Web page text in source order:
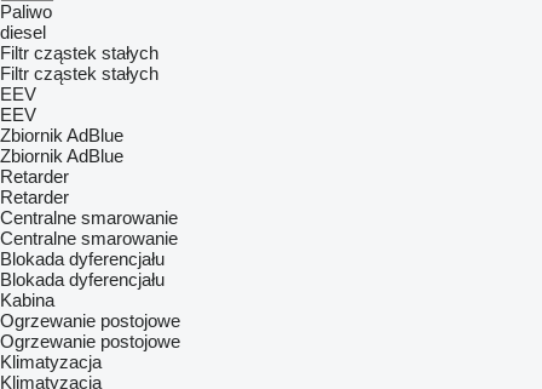
Paliwo
diesel
Filtr cząstek stałych
Filtr cząstek stałych
EEV
EEV
Zbiornik AdBlue
Zbiornik AdBlue
Retarder
Retarder
Centralne smarowanie
Centralne smarowanie
Blokada dyferencjału
Blokada dyferencjału
Kabina
Ogrzewanie postojowe
Ogrzewanie postojowe
Klimatyzacja
Klimatyzacja